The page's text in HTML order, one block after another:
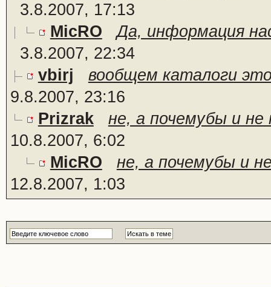
3.8.2007, 17:13
MicRO
Да, информация
3.8.2007, 22:34
vbirj
вообщем каталоги
9.8.2007, 23:16
Prizrak
не, а почемубы и
10.8.2007, 6:02
MicRO
не, а почемубы и
12.8.2007, 1:03